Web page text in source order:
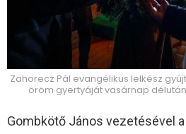
Zahorecz Pál evangélikus lelkész
öröm gyertyáját vasárnap
Gombkötő János vezetésével